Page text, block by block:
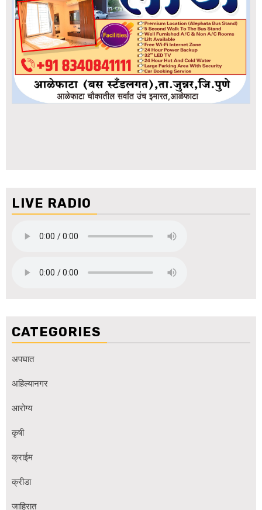
LIVE RADIO
CATEGORIES
अपघात
अहिल्यानगर
आरोग्य
कृषी
क्राईम
क्रीडा
जाहिरात